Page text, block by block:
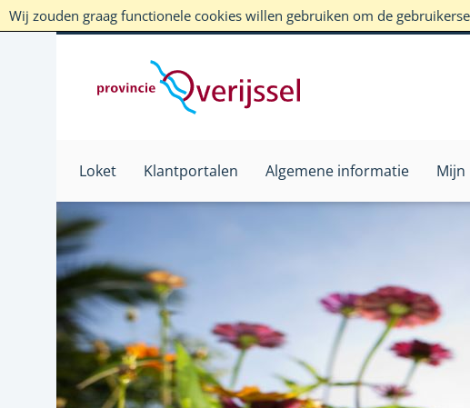
Wij zouden graag functionele cookies willen gebruiken om de
Loket Klantportalen Algemene informatie Mijn